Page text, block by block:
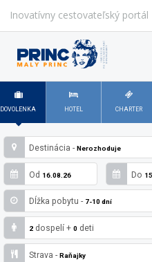
Inovatívny cestovateľský portál
DOVOLENKA HOTEL CHARTER
Destinácia -Nerozhoduje
Od 16.08.26 Do
Dĺžka pobytu - 7-10 dní
2 dospelí+0 deti
Strava -Raňajky